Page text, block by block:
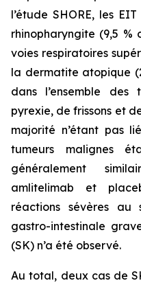
l’étude SHORE, les
rhinopharyngite (9,5 %
voies respiratoires
la dermatite atopique
dans l’ensemble des
pyrexie, de frissons et
majorité n’étant pas
tumeurs malignes
généralement
amlitelimab et
réactions sévères au
gastro-intestinale
(SK) n’a été observé.
Au total, deux cas de